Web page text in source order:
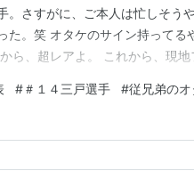
。さすがに、ご本人は忙しそう
た。笑 オタケのサイン持ってる
ら、超レアよ。 これから、現地
をつけてな！ この汚い字のオタ
リンピック・サッカー男…
#＃１４三戸選手 #従兄弟のオ